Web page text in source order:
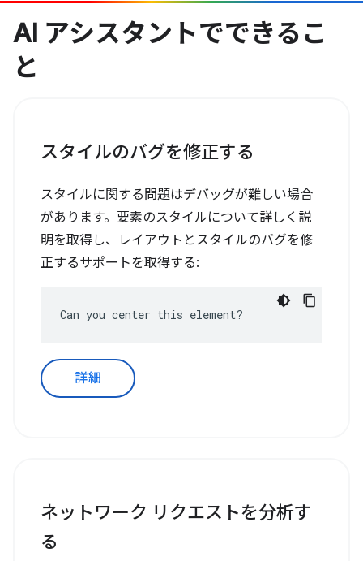
AI アシスタントでできるこ
と
スタイルのバグを修正する
スタイルに関する問題はデバッグが難しい場合
があります。要素のスタイルについて詳しく説
明を取得し、レイアウトとスタイルのバグを修
正するサポートを取得する:
Can you center this element?
詳細
ネットワーク リクエストを分析す
る